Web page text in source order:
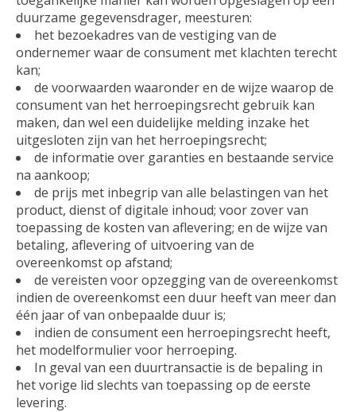
duurzame gegevensdrager, meesturen:
het bezoekadres van de vestiging van de
ondernemer waar de consument met klachten terecht
kan;
de voorwaarden waaronder en de wijze waarop de
consument van het herroepingsrecht gebruik kan
maken, dan wel een duidelijke melding inzake het
uitgesloten zijn van het herroepingsrecht;
de informatie over garanties en bestaande service
na aankoop;
de prijs met inbegrip van alle belastingen van het
product, dienst of digitale inhoud; voor zover van
toepassing de kosten van aflevering; en de wijze van
betaling, aflevering of uitvoering van de
overeenkomst op afstand;
de vereisten voor opzegging van de overeenkomst
indien de overeenkomst een duur heeft van meer dan
één jaar of van onbepaalde duur is;
indien de consument een herroepingsrecht heeft,
het modelformulier voor herroeping.
In geval van een duurtransactie is de bepaling in
het vorige lid slechts van toepassing op de eerste
levering.